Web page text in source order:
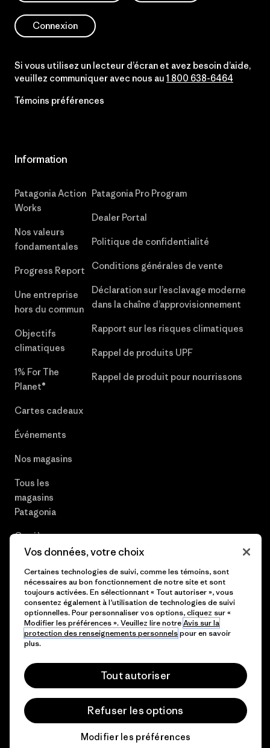
Connexion
Si vous utilisez un lecteur d’écran et avez besoin d’aide,
veuillez communiquer avec nous au 1 800 638-6464
Témoins préférences
Information
Patagonia Action
Works
Nos valeurs
fondamentales
Progress Report
Une entreprise
hors du commun
Objectifs
climatiques
1% For The
Planet®
Cartes cadeaux
Événements
Nos magasins
Tous les
magasins
Patagonia
Carrières
Plan du site
Patagonia Pro Program
Dealer Portal
Politique de confidentialité
Conditions générales de vente
Déclaration sur l’esclavage moderne
dans la chaîne d’approvisionnement
Rapport sur les risques climatiques
Rappel de produits UPF
Rappel de produit pour nourrissons
© 2026 Patagonia, Inc. All Rights Reserved.
Vos données, votre choix
Certaines technologies de suivi, comme les témoins, sont
nécessaires au bon fonctionnement de notre site et sont
toujours activées. En sélectionnant « Tout autoriser », vous
consentez également à l’utilisation de technologies de suivi
optionnelles. Pour personnaliser vos options, cliquez sur «
Modifier les préférences ». Veuillez lire notreAvis sur la
protection des renseignements personnelspour en savoir
plus.
Tout autoriser
Refuser les options
Modifier les préférences